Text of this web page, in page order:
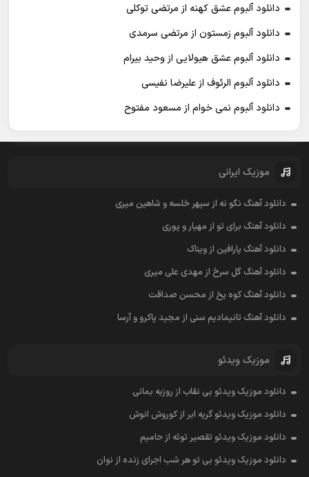
دانلود آلبوم عشق کهنه از مرتضی توکلی
دانلود آلبوم زمستون از مرتضی سرمدی
دانلود آلبوم عشق هیولایی از وحید بیرام
دانلود آلبوم الرئوف از علیرضا نفیسی
دانلود آلبوم نمی خوام از مسعود مفتوح
موزیک ایرانی
دانلود آهنگ نگو نه از سپهر خلسه و شاهین میری
دانلود آهنگ برای تو از مهیار و پوری
دانلود آهنگ پارافین از ویناک
دانلود آهنگ گل سرخ از مهدی علی میری
دانلود آهنگ کوه یخ از محسن صداقت
دانلود آهنگ تانیمادیم سنی از مجید پاکرو و آرسا
موزیک ویدئو
دانلود موزیک ویدئو بی نقاب از روزبه بمانی
دانلود موزیک ویدئو گریه ابر از کوروش انوش
دانلود موزیک ویدئو تقصیر توئه از حامیم
دانلود موزیک ویدئو بی تو هر شب اجرای زنده از نوان